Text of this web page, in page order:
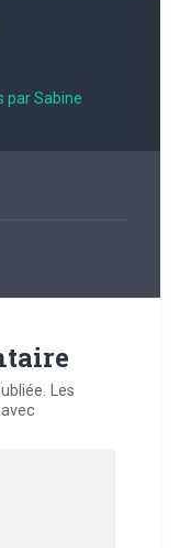
par Sabine
Les